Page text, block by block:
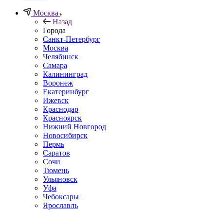
Москва
Назад
Города
Санкт-Петербург
Москва
Челябинск
Самара
Калининград
Воронеж
Екатеринбург
Ижевск
Краснодар
Красноярск
Нижний Новгород
Новосибирск
Пермь
Саратов
Сочи
Тюмень
Ульяновск
Уфа
Чебоксары
Ярославль